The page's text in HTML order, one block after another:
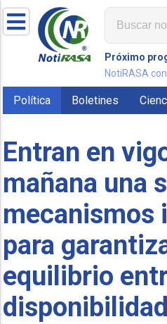
Próximo
NotiRASA
Política Boletines
Entran en
mañana una
mecanismos
para
equilibrio